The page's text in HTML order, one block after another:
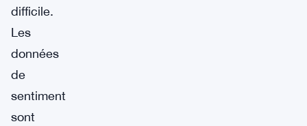
difficile.
Les
données
de
sentiment
sont